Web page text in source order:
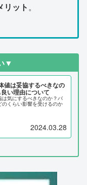
リット。
▼
値は妥協するべきなの
い理由について
気にするべきなのか？バ
のくらい影響を受けるのか
2024.03.28